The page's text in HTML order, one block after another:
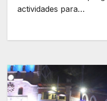
actividades para…